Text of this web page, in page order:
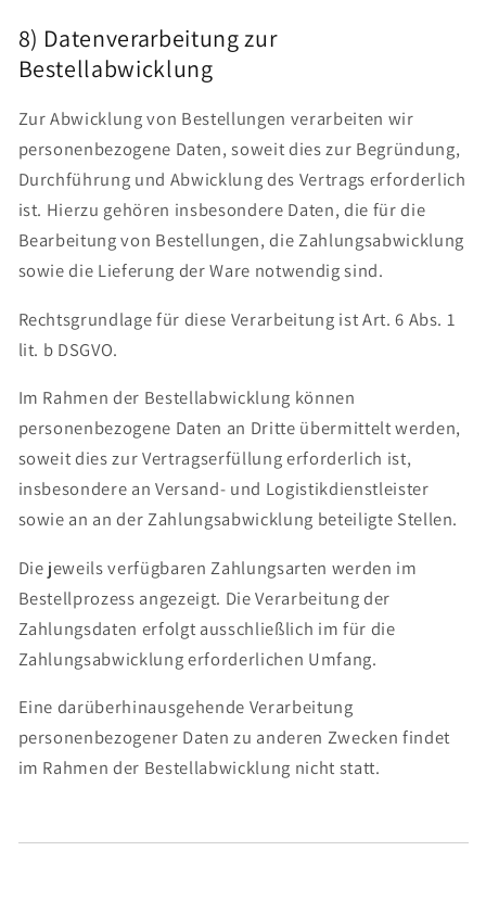
8) Datenverarbeitung zur
Bestellabwicklung
Zur Abwicklung von Bestellungen verarbeiten wir
personenbezogene Daten, soweit dies zur Begründung,
Durchführung und Abwicklung des Vertrags erforderlich
ist. Hierzu gehören insbesondere Daten, die für die
Bearbeitung von Bestellungen, die Zahlungsabwicklung
sowie die Lieferung der Ware notwendig sind.
Rechtsgrundlage für diese Verarbeitung ist Art. 6 Abs. 1
lit. b DSGVO.
Im Rahmen der Bestellabwicklung können
personenbezogene Daten an Dritte übermittelt werden,
soweit dies zur Vertragserfüllung erforderlich ist,
insbesondere an Versand- und Logistikdienstleister
sowie an an der Zahlungsabwicklung beteiligte Stellen.
Die jeweils verfügbaren Zahlungsarten werden im
Bestellprozess angezeigt. Die Verarbeitung der
Zahlungsdaten erfolgt ausschließlich im für die
Zahlungsabwicklung erforderlichen Umfang.
Eine darüberhinausgehende Verarbeitung
personenbezogener Daten zu anderen Zwecken findet
im Rahmen der Bestellabwicklung nicht statt.